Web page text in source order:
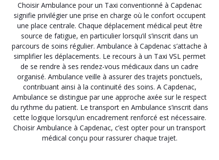
Choisir Ambulance pour un Taxi conventionné à Capdenac
signifie privilégier une prise en charge où le confort occupent
une place centrale. Chaque déplacement médical peut être
source de fatigue, en particulier lorsqu’il s’inscrit dans un
parcours de soins régulier. Ambulance à Capdenac s’attache à
simplifier les déplacements. Le recours à un Taxi VSL permet
de se rendre à ses rendez-vous médicaux dans un cadre
organisé. Ambulance veille à assurer des trajets ponctuels,
contribuant ainsi à la continuité des soins. A Capdenac,
Ambulance se distingue par une approche axée sur le respect
du rythme du patient. Le transport en Ambulance s’inscrit dans
cette logique lorsqu’un encadrement renforcé est nécessaire.
Choisir Ambulance à Capdenac, c’est opter pour un transport
médical conçu pour rassurer chaque trajet.